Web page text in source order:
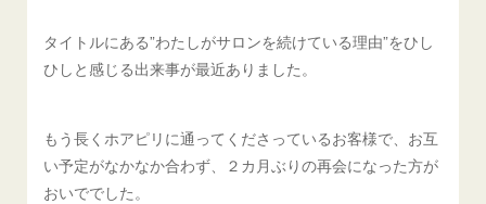
タイトルにある”わたしがサロンを続けている理由”をひし
ひしと感じる出来事が最近ありました。
もう長くホアピリに通ってくださっているお客様で、お互
い予定がなかなか合わず、２カ月ぶりの再会になった方が
おいででした。